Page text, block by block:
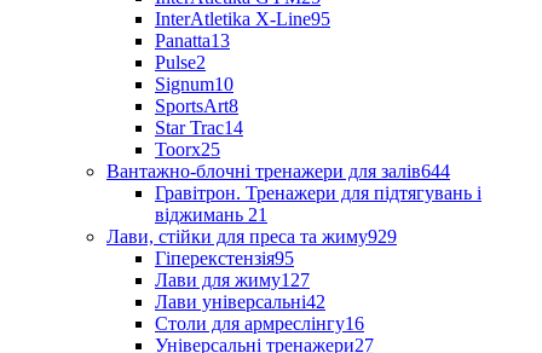
InterAtletika X-Line95
Panatta13
Pulse2
Signum10
SportsArt8
Star Trac14
Toorx25
Вантажно-блочні тренажери для залів644
Гравітрон. Тренажери для підтягувань і
віджимань 21
Лави, стійки для преса та жиму929
Гіперекстензія95
Лави для жиму127
Лави універсальні42
Столи для армреслінгу16
Універсальні тренажери27